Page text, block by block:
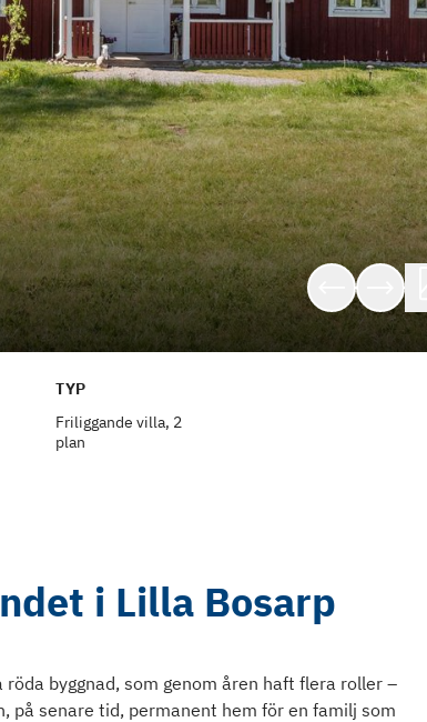
TYP
Friliggande villa, 2
plan
i Lilla Bosarp
byggnad, som genom åren haft flera roller –
senare tid, permanent hem för en familj som